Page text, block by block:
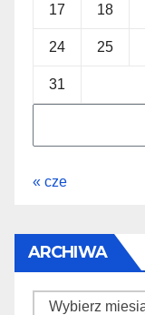
17 18
24 25
31
« cze
ARCHIWA
Archiwa